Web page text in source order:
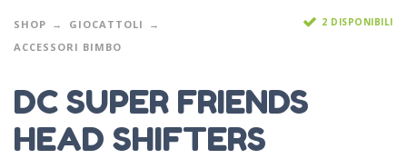
SHOP
GIOCATTOLI
ACCESSORI BIMBO
2 DISPONIBILI
DC SUPER FRIENDS
HEAD SHIFTERS